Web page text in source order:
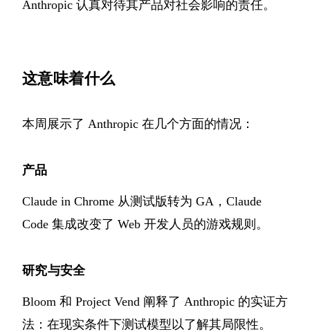
Anthropic 认真对待其产品对社会影响的责任。
这意味着什么
本周展示了 Anthropic 在几个方面的情况：
产品
Claude in Chrome 从测试版转为 GA，Claude
Code 集成改变了 Web 开发人员的游戏规则。
研究与安全
Bloom 和 Project Vend 阐释了 Anthropic 的实证方
法：在现实条件下测试模型以了解其局限性。